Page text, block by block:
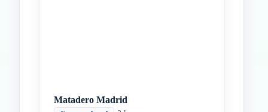
Matadero Madrid